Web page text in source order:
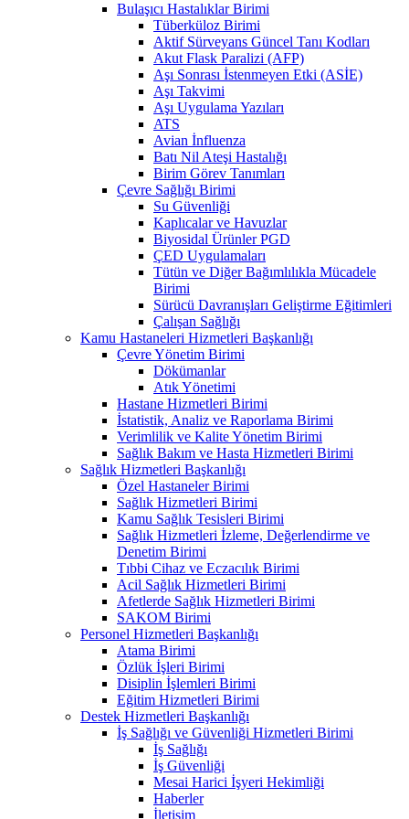
Bulaşıcı Hastalıklar Birimi
Tüberküloz Birimi
Aktif Sürveyans Güncel Tanı Kodları
Akut Flask Paralizi (AFP)
Aşı Sonrası İstenmeyen Etki (ASİE)
Aşı Takvimi
Aşı Uygulama Yazıları
ATS
Avian İnfluenza
Batı Nil Ateşi Hastalığı
Birim Görev Tanımları
Çevre Sağlığı Birimi
Su Güvenliği
Kaplıcalar ve Havuzlar
Biyosidal Ürünler PGD
ÇED Uygulamaları
Tütün ve Diğer Bağımlılıkla Mücadele
Birimi
Sürücü Davranışları Geliştirme Eğitimleri
Çalışan Sağlığı
Kamu Hastaneleri Hizmetleri Başkanlığı
Çevre Yönetim Birimi
Dökümanlar
Atık Yönetimi
Hastane Hizmetleri Birimi
İstatistik, Analiz ve Raporlama Birimi
Verimlilik ve Kalite Yönetim Birimi
Sağlık Bakım ve Hasta Hizmetleri Birimi
Sağlık Hizmetleri Başkanlığı
Özel Hastaneler Birimi
Sağlık Hizmetleri Birimi
Kamu Sağlık Tesisleri Birimi
Sağlık Hizmetleri İzleme, Değerlendirme ve
Denetim Birimi
Tıbbi Cihaz ve Eczacılık Birimi
Acil Sağlık Hizmetleri Birimi
Afetlerde Sağlık Hizmetleri Birimi
SAKOM Birimi
Personel Hizmetleri Başkanlığı
Atama Birimi
Özlük İşleri Birimi
Disiplin İşlemleri Birimi
Eğitim Hizmetleri Birimi
Destek Hizmetleri Başkanlığı
İş Sağlığı ve Güvenliği Hizmetleri Birimi
İş Sağlığı
İş Güvenliği
Mesai Harici İşyeri Hekimliği
Haberler
İletişim